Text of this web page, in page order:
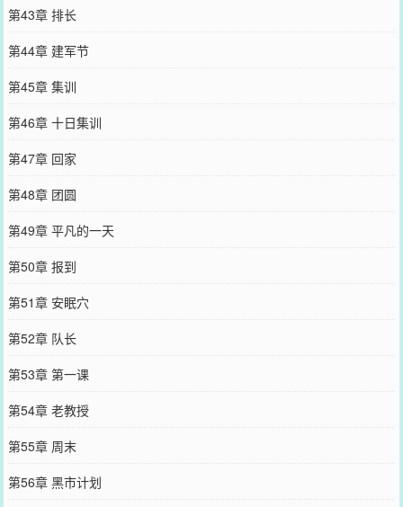
第43章 排长
第44章 建军节
第45章 集训
第46章 十日集训
第47章 回家
第48章 团圆
第49章 平凡的一天
第50章 报到
第51章 安眠穴
第52章 队长
第53章 第一课
第54章 老教授
第55章 周末
第56章 黑市计划